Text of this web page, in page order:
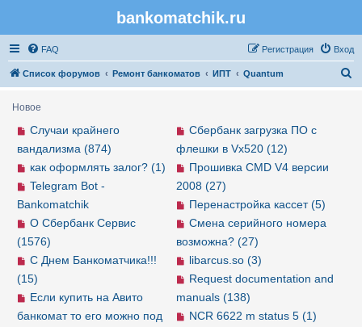
bankomatchik.ru
FAQ Вход
Регистрация
Список форумов Ремонт банкоматов ИПТ Quantum
Новое
Сбербанк загрузка ПО с
флешки в Vx520 (12)
Прошивка CMD V4 версии
2008 (27)
Перенастройка кассет (5)
Смена серийного номера
возможна? (27)
libarcus.so (3)
Request documentation and
manuals (138)
NCR 6622 m status 5 (1)
Случаи крайнего
вандализма (874)
как оформлять залог? (1)
Telegram Bot -
Bankomatchik
О Сбербанк Сервис
(1576)
С Днем Банкоматчика!!!
(15)
Если купить на Авито
банкомат то его можно под